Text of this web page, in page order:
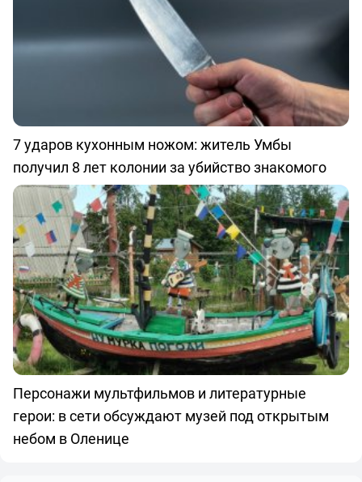
7 ударов кухонным ножом: житель Умбы
получил 8 лет колонии за убийство знакомого
Персонажи мультфильмов и литературные
герои: в сети обсуждают музей под открытым
небом в Оленице